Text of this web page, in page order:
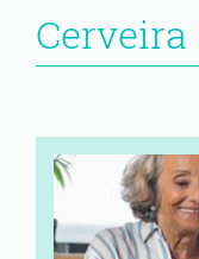
Cerveira